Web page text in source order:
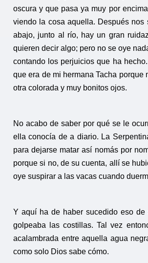
oscura y que pasa ya muy por
viendo la cosa aquella. Después
abajo, junto al río, hay un gran
quieren decir algo; pero no se oye
contando los perjuicios que ha
que era de mi hermana Tacha
otra colorada y muy bonitos ojos.
No acabo de saber por qué se le
ella conocía de a diario. La
para dejarse matar así nomás por
porque si no, de su cuenta, allí se
oye suspirar a las vacas cuando
Y aquí ha de haber sucedido eso
golpeaba las costillas. Tal vez
acalambrada entre aquella agua
como solo Dios sabe cómo.